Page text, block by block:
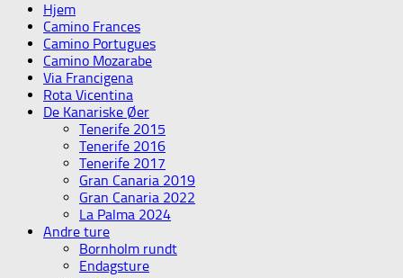
Hjem
Camino Frances
Camino Portugues
Camino Mozarabe
Via Francigena
Rota Vicentina
De Kanariske Øer
Tenerife 2015
Tenerife 2016
Tenerife 2017
Gran Canaria 2019
Gran Canaria 2022
La Palma 2024
Andre ture
Bornholm rundt
Endagsture